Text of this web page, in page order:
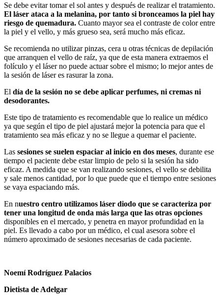
Se debe evitar tomar el sol antes y después de realizar el tratamiento.
El láser ataca a la melanina, por tanto si bronceamos la piel hay
riesgo de quemadura. Cuanto mayor sea el contraste de color entre
la piel y el vello, y más grueso sea, será mucho más eficaz.
Se recomienda no utilizar pinzas, cera u otras técnicas de depilación
que arranquen el vello de raíz, ya que de esta manera extraemos el
folículo y el láser no puede actuar sobre el mismo; lo mejor antes de
la sesión de láser es rasurar la zona.
El día de la sesión no se debe aplicar perfumes, ni cremas ni
desodorantes.
Este tipo de tratamiento es recomendable que lo realice un médico
ya que según el tipo de piel ajustará mejor la potencia para que el
tratamiento sea más eficaz y no se llegue a quemar el paciente.
Las sesiones se suelen espaciar al inicio en dos meses, durante ese
tiempo el paciente debe estar limpio de pelo si la sesión ha sido
eficaz. A medida que se van realizando sesiones, el vello se debilita
y sale menos cantidad, por lo que puede que el tiempo entre sesiones
se vaya espaciando más.
En nuestro centro utilizamos láser diodo que se caracteriza por
tener una longitud de onda más larga que las otras opciones
disponibles en el mercado, y penetra en mayor profundidad en la
piel. Es llevado a cabo por un médico, el cual asesora sobre el
número aproximado de sesiones necesarias de cada paciente.
Noemí Rodríguez Palacios
Dietista de Adelgar